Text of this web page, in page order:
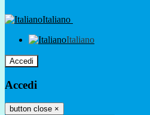
Italiano
Italiano
Accedi
Accedi
button close ×